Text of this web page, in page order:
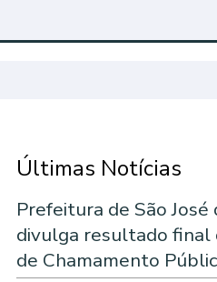
Últimas Notícias
Prefeitura de São José
divulga resultado final
de Chamamento